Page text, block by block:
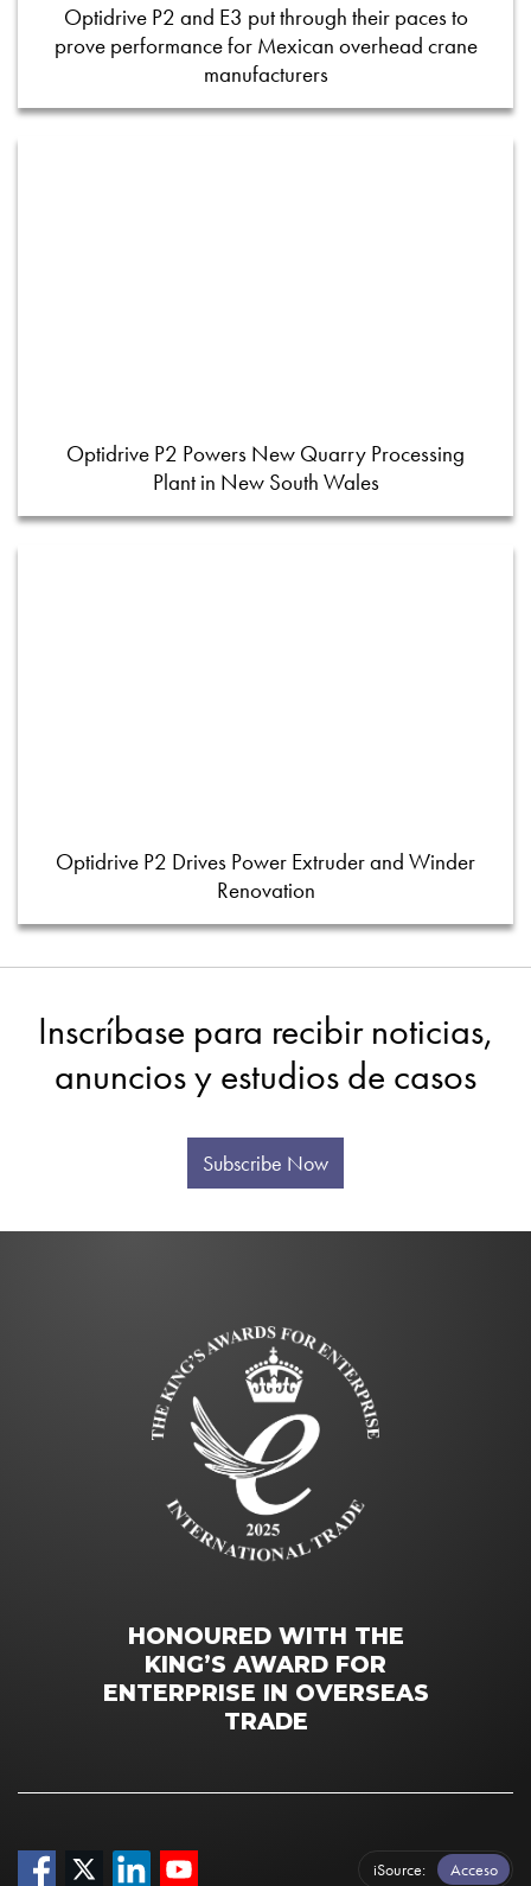
Optidrive P2 and E3 put through their paces to
prove performance for Mexican overhead crane
manufacturers
Optidrive P2 Powers New Quarry Processing
Plant in New South Wales
Optidrive P2 Drives Power Extruder and Winder
Renovation
Inscríbase para recibir noticias,
anuncios y estudios de casos
Subscribe Now
HONOURED WITH THE
KING’S AWARD FOR
ENTERPRISE IN OVERSEAS
TRADE
iSource Acceso